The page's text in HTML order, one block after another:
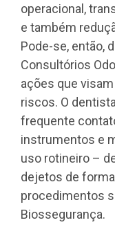
operacional,
e também
Pode-se, então,
Consultórios
ações que
riscos. O
frequente
instrumentos e
uso rotineiro –
dejetos de
procedimentos
Biossegurança.